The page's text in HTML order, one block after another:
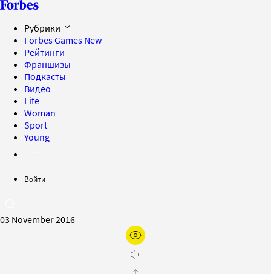
Рубрики
Forbes Games New
Рейтинги
Франшизы
Подкасты
Видео
Life
Woman
Sport
Young
Войти
03 November 2016